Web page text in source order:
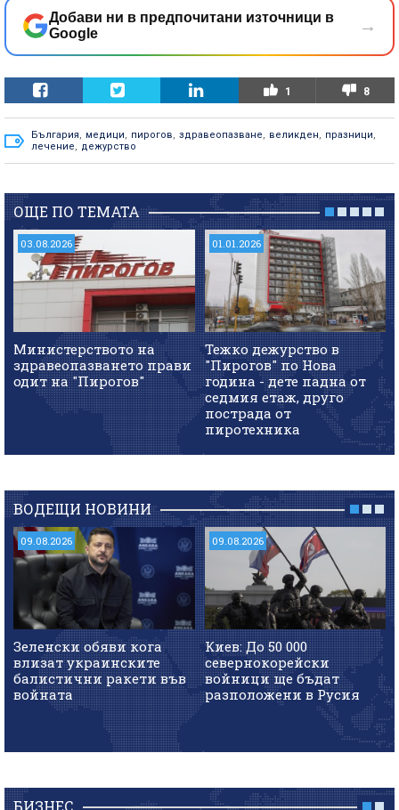
Добави ни в предпочитани източници в
Google
→
1 8
България, медици, пирогов, здравеопазване, великден, празници,
лечение, дежурство
ОЩЕ ПО ТЕМАТА
03.08.2026
Министерството на
здравеопазването прави
одит на "Пирогов"
01.01.2026
Тежко дежурство в
"Пирогов" по Нова
година - дете падна от
седмия етаж, друго
пострада от
пиротехника
ВОДЕЩИ НОВИНИ
09.08.2026
Зеленски обяви кога
влизат украинските
балистични ракети във
войната
09.08.2026
Киев: До 50 000
севернокорейски
войници ще бъдат
разположени в Русия
БИЗНЕС